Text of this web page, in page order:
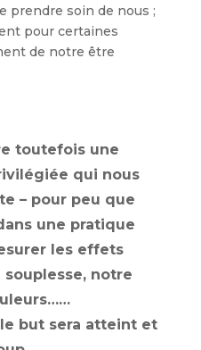
prendre soin de nous ;
pour certaines
de notre être
toutefois une
qui nous
– pour peu que
une pratique
les effets
notre
but sera atteint et